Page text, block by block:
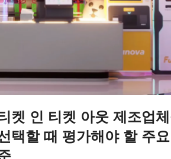
켓 인 티켓 아웃 제조업
택할 때 평가해야 할 주요